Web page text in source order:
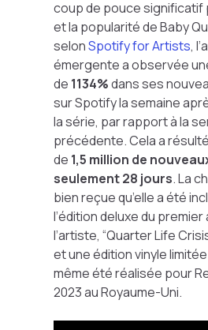
coup de pouce significatif
et la popularité de Baby
selonSpotify for Artists,
émergente a observée
de 1134%dans ses
sur Spotify la semaine
la série, par rapport à la
précédente. Cela a
de 1,5 million de
seulement 28 jours. La
bien reçue qu’elle a été
l’édition deluxe du
l’artiste, “Quarter Life
et une édition vinyle
même été réalisée pour
2023 au Royaume-Uni.